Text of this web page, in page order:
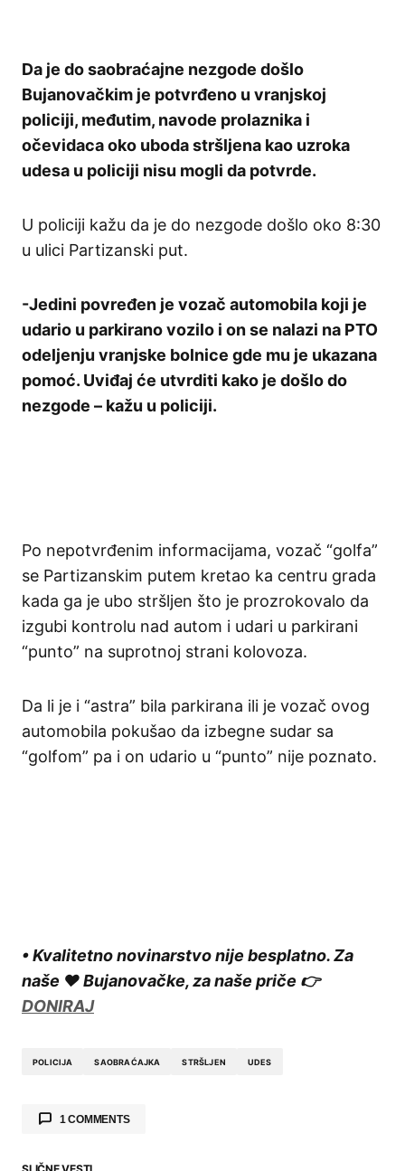
Da je do saobraćajne nezgode došlo
Bujanovačkim je potvrđeno u vranjskoj
policiji, međutim, navode prolaznika i
očevidaca oko uboda stršljena kao uzroka
udesa u policiji nisu mogli da potvrde.
U policiji kažu da je do nezgode došlo oko 8:30
u ulici Partizanski put.
-Jedini povređen je vozač automobila koji je
udario u parkirano vozilo i on se nalazi na PTO
odeljenju vranjske bolnice gde mu je ukazana
pomoć. Uviđaj će utvrditi kako je došlo do
nezgode – kažu u policiji.
Po nepotvrđenim informacijama, vozač “golfa”
se Partizanskim putem kretao ka centru grada
kada ga je ubo stršljen što je prozrokovalo da
izgubi kontrolu nad autom i udari u parkirani
“punto” na suprotnoj strani kolovoza.
Da li je i “astra” bila parkirana ili je vozač ovog
automobila pokušao da izbegne sudar sa
“golfom” pa i on udario u “punto” nije poznato.
• Kvalitetno novinarstvo nije besplatno. Za
naše ❤️ Bujanovačke, za naše priče 👉
DONIRAJ
POLICIJA SAOBRAĆAJKA STRŠLJEN UDES
1 COMMENTS